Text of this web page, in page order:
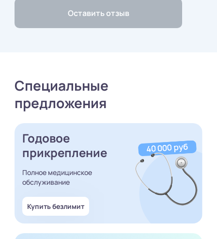
Специальные
предложения
Годовое
прикрепление
Полное медицинское
обслуживание
Купить безлимит